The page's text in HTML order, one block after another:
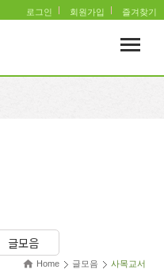
로그인 회원가입 즐겨찾기
글모음
Home 글모음 사목교서